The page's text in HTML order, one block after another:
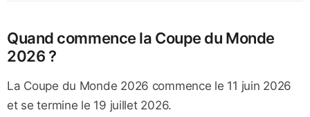
Quand commence la Coupe du Monde
2026 ?
La Coupe du Monde 2026 commence le 11 juin 2026
et se termine le 19 juillet 2026.